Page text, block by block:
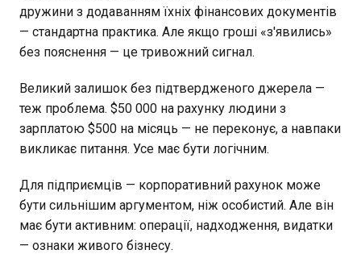
дружини з додаванням їхніх фінансових документів
— стандартна практика. Але якщо гроші «з'явились»
без пояснення — це тривожний сигнал.
Великий залишок без підтвердженого джерела —
теж проблема. $50 000 на рахунку людини з
зарплатою $500 на місяць — не переконує, а навпаки
викликає питання. Усе має бути логічним.
Для підприємців — корпоративний рахунок може
бути сильнішим аргументом, ніж особистий. Але він
має бути активним: операції, надходження, видатки
— ознаки живого бізнесу.